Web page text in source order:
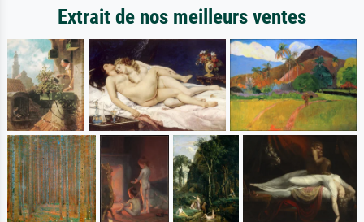
Extrait de nos meilleurs ventes